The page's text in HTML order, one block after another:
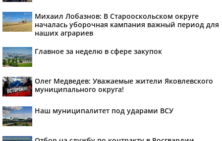
Михаил Лобазнов: В Старооскольском округе
началась уборочная кампания важный период для
наших аграриев
Главное за неделю в сфере закупок
Олег Медведев: Уважаемые жители Яковлевского
муниципального округа!
Наш муниципалитет под ударами ВСУ